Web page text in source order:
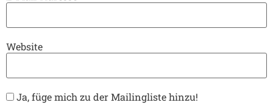
Website
Ja, füge mich zu der Mailingliste hinzu!